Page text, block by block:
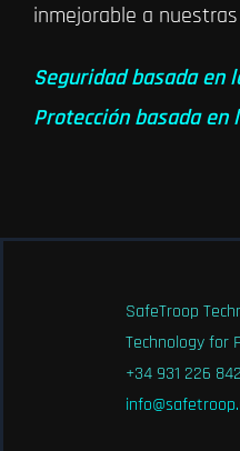
inmejorable a
Seguridad basada en
Protección basada en
SafeTroop
Technology for
+34 931 226 842